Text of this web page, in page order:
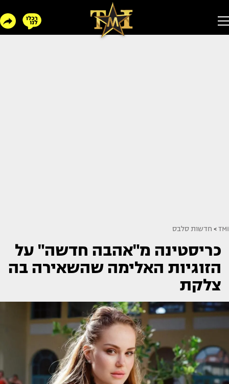
TMI
> חדשות סלבס
כריסטינה מ"אהבה חדשה" על
הזוגיות האלימה שהשאירה בה
צלקת